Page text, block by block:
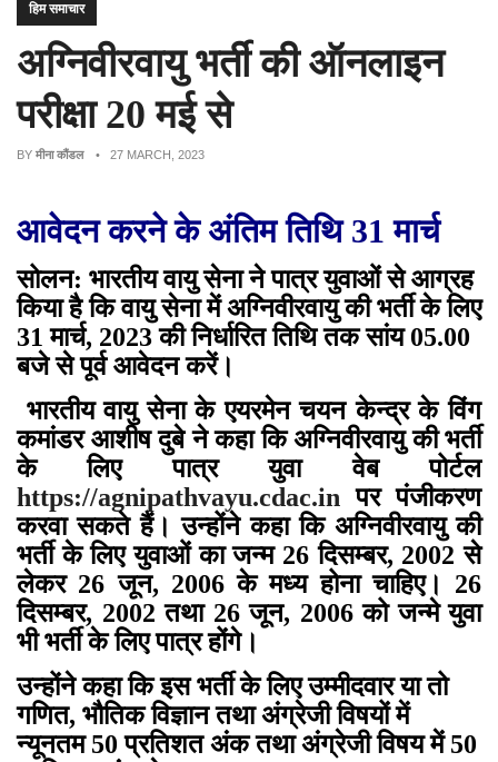
हिम समाचार
अग्निवीरवायु भर्ती की ऑनलाइन
परीक्षा 20 मई से
BY मीना कौंडल • 27 MARCH, 2023
आवेदन करने के अंतिम तिथि 31 मार्च
सोलन: भारतीय वायु सेना ने पात्र युवाओं से आग्रह
किया है कि वायु सेना में अग्निवीरवायु की भर्ती के लिए
31 मार्च, 2023 की निर्धारित तिथि तक सांय 05.00
बजे से पूर्व आवेदन करें।
भारतीय वायु सेना के एयरमेन चयन केन्द्र के विंग
कमांडर आशीष दुबे ने कहा कि अग्निवीरवायु की भर्ती
के लिए पात्र युवा वेब पोर्टल
https://agnipathvayu.cdac.in पर पंजीकरण
करवा सकते हैं। उन्होंने कहा कि अग्निवीरवायु की
भर्ती के लिए युवाओं का जन्म 26 दिसम्बर, 2002 से
लेकर 26 जून, 2006 के मध्य होना चाहिए। 26
दिसम्बर, 2002 तथा 26 जून, 2006 को जन्मे युवा
भी भर्ती के लिए पात्र होंगे।
उन्होंने कहा कि इस भर्ती के लिए उम्मीदवार या तो
गणित, भौतिक विज्ञान तथा अंग्रेजी विषयों में
न्यूनतम 50 प्रतिशत अंक तथा अंग्रेजी विषय में 50